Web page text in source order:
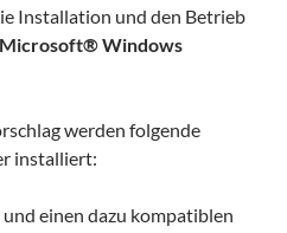
Installation und den Betrieb
Microsoft® Windows
werden folgende
installiert:
einen dazu kompatiblen